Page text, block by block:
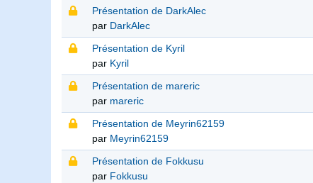
Présentation de DarkAlec
par DarkAlec
Présentation de Kyril
par Kyril
Présentation de mareric
par mareric
Présentation de Meyrin62159
par Meyrin62159
Présentation de Fokkusu
par Fokkusu